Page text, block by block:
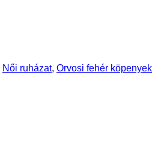
Női ruházat, Orvosi fehér köpenyek